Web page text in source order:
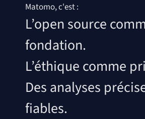
Matomo, c'est :
L’open source
fondation.
L’éthique comme
Des analyses
fiables.